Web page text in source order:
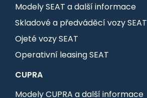
Modely SEAT a další informace
Skladové a předváděcí vozy SEAT
Ojeté vozy SEAT
Operativní leasing SEAT
CUPRA
Modely CUPRA a další informace